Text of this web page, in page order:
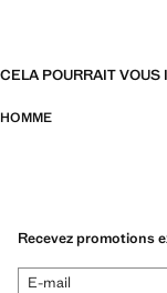
CELA POURRAIT VOUS
HOMME
Recevez promotions
E-mail